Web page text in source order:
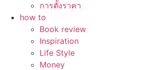
การตั้งราคา
how to
Book review
Inspiration
Life Style
Money